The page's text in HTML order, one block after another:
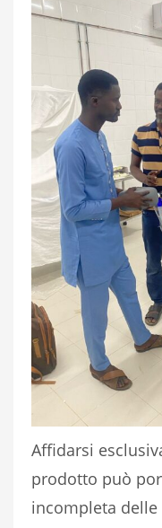
Affidarsi
prodotto può
incompleta